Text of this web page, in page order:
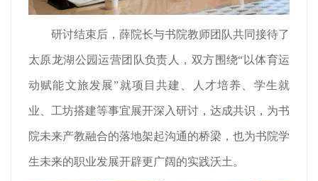
研讨结束后，薛院长与书院教师团队共同接待了
太原龙湖公园运营团队负责人，双方围绕“以体育运
动赋能文旅发展”就项目共建、人才培养、学生就
业、工坊搭建等事宜展开深入研讨，达成共识，为书
院未来产教融合的落地架起沟通的桥梁，也为书院学
生未来的职业发展开辟更广阔的实践沃土。